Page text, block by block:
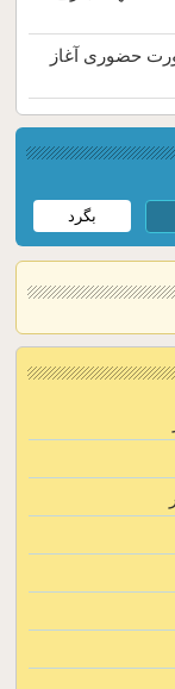
حضوری آغاز